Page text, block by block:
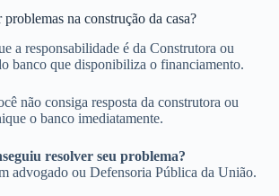
na construção da casa?
a responsabilidade é da Construtora ou
banco que disponibiliza o financiamento.
não consiga resposta da construtora ou
o banco imediatamente.
resolver seu problema?
advogado ou Defensoria Pública da União.